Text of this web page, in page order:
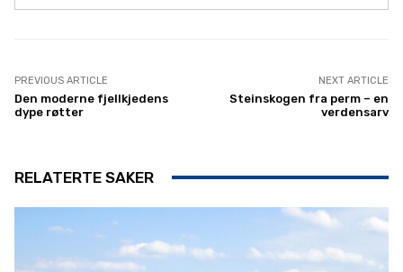
PREVIOUS ARTICLE
Den moderne fjellkjedens
dype røtter
NEXT ARTICLE
Steinskogen fra perm – en
verdensarv
RELATERTE SAKER